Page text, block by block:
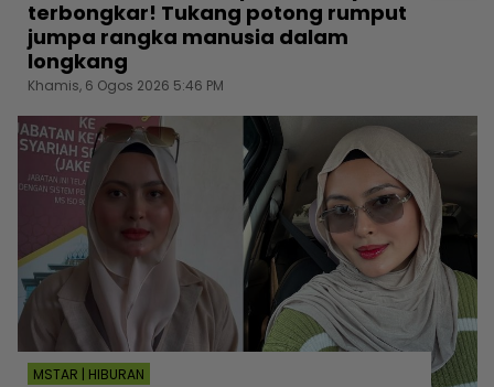
terbongkar! Tukang potong rumput
jumpa rangka manusia dalam
longkang
Khamis, 6 Ogos 2026 5:46 PM
MSTAR | HIBURAN